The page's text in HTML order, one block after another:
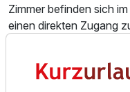
Zimmer befinden sich
einen direkten Zugang
Nachfrage.